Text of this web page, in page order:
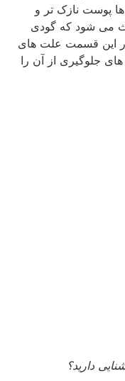
پوست نازک تر و
شود که گودی
قسمت علت های
جلوگیری از آن را
دارید؟